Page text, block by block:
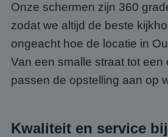
Onze schermen zijn 360
zodat we altijd de beste
ongeacht hoe de locatie in
Van een smalle straat tot een
passen de opstelling aan op
Kwaliteit en service